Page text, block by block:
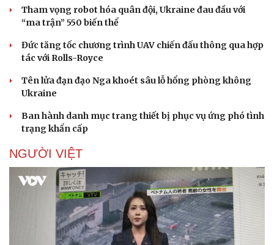
Doanh nghiệp
Thông tin doanh nghiệp
Công nghệ
Sành điệu
Tham vọng robot hóa quân đội, Ukraine đau đầu với
“ma trận” 550 biến thể
Đức tăng tốc chương trình UAV chiến đấu thông qua hợp
tác với Rolls-Royce
Tên lửa đạn đạo Nga khoét sâu lỗ hổng phòng không
Ukraine
Ban hành danh mục trang thiết bị phục vụ ứng phó tình
trạng khẩn cấp
NGƯỜI VIỆT